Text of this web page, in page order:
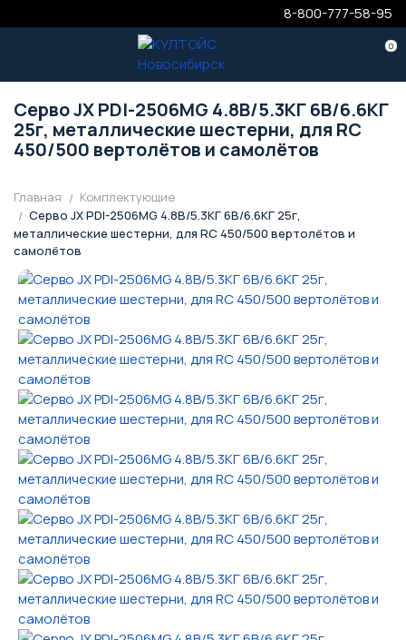
8-800-777-58-95
0
Серво JX PDI-2506MG 4.8В/5.3КГ 6В/6.6КГ
25г, металлические шестерни, для RC
450/500 вертолётов и самолётов
Главная
Комплектующие
Серво JX PDI-2506MG 4.8В/5.3КГ 6В/6.6КГ 25г,
металлические шестерни, для RC 450/500 вертолётов и
самолётов